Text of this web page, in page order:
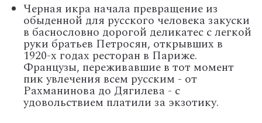
Черная икра начала превращение из
обыденной для русского человека закуски
в баснословно дорогой деликатес с легкой
руки братьев Петросян, открывших в
1920-х годах ресторан в Париже.
Французы, переживавшие в тот момент
пик увлечения всем русским - от
Рахманинова до Дягилева - с
удовольствием платили за экзотику.